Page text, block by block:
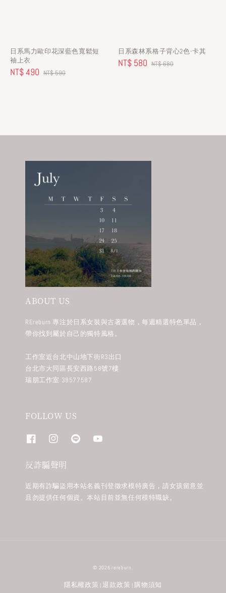
日系馬力歐印花深藍色寬鬆短
袖上衣
Sale
NT$ 490 Regular
NT$ 590
日系森林系格子背心2色-卡其
Sale
NT$ 580 Regular
NT$ 680
ABOUT US
REreburn 專注於日系女裝與古著選物，每週精選特色單品，
帶你找到屬於自己的獨特風格。
工作室近台北中山地下街R3出口
台北市大同區長安西路58號7樓
瑞朋工作室 38577587
FOLLOW US
反詐騙聲明
近期有詐騙盜用本站名義刊登徵求模特廣告，請女孩留意並
且勿提供任何個資。本站目前並無任何模特職缺。
© 2026 rereburn.
隱私權政策 退款政策 購物須知